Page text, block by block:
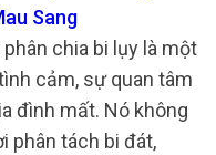
Sang
chia bi lụy là một
cảm, sự quan tâm
đình mất. Nó không
phân tách bi đát,